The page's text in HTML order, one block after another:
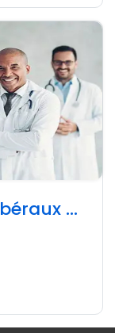
Collectif des pédiatres libéraux de la Seine-Saint-Denis